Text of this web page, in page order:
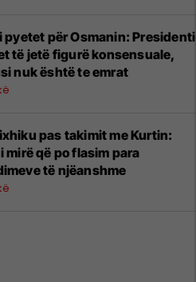
pyetet për Osmanin: Presidenti
të jetë figurë konsensuale,
nuk është te emrat
pas takimit me Kurtin:
mirë që po flasim para
të njëanshme